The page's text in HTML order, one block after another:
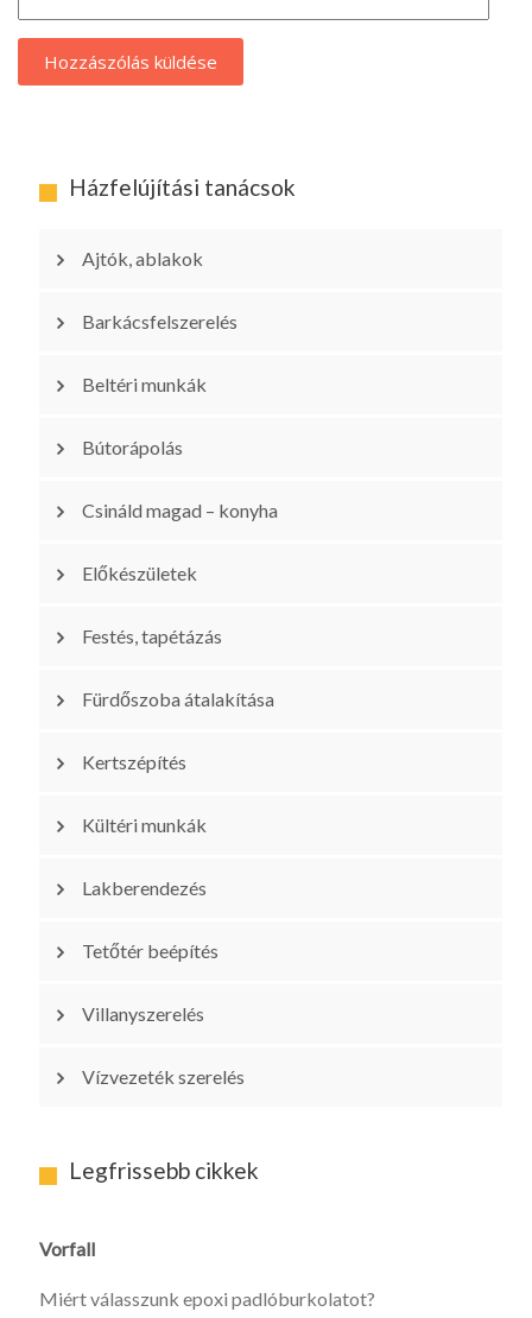
Házfelújítási tanácsok
Ajtók, ablakok
Barkácsfelszerelés
Beltéri munkák
Bútorápolás
Csináld magad – konyha
Előkészületek
Festés, tapétázás
Fürdőszoba átalakítása
Kertszépítés
Kültéri munkák
Lakberendezés
Tetőtér beépítés
Villanyszerelés
Vízvezeték szerelés
Legfrissebb cikkek
Vorfall
Miért válasszunk epoxi padlóburkolatot?